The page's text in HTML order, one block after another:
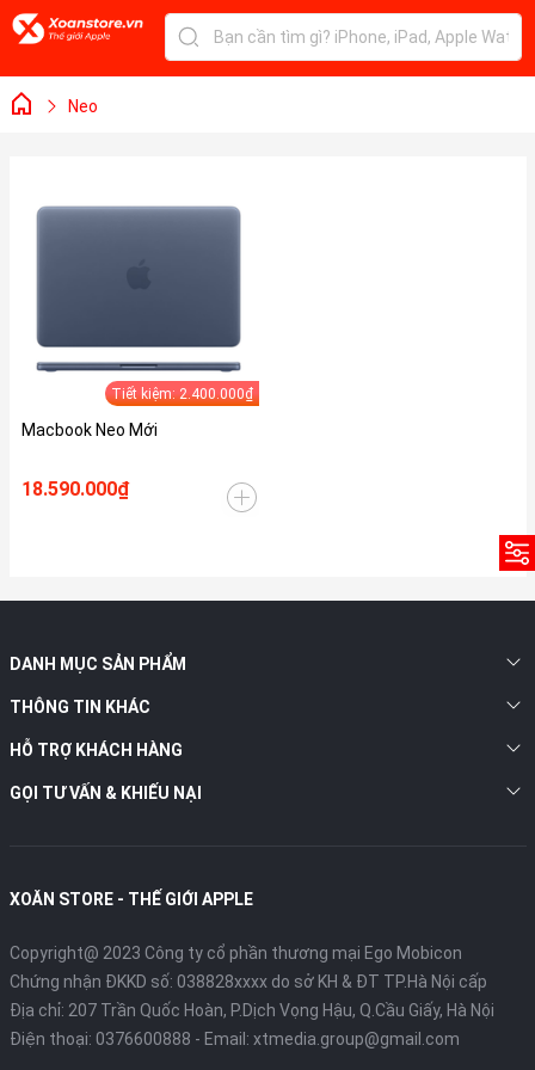
Neo
Tiết kiệm: 2.400.000₫
Macbook Neo Mới
18.590.000₫
DANH MỤC SẢN PHẨM
THÔNG TIN KHÁC
HỖ TRỢ KHÁCH HÀNG
GỌI TƯ VẤN & KHIẾU NẠI
XOĂN STORE - THẾ GIỚI APPLE
Copyright@ 2023 Công ty cổ phần thương mại Ego Mobicon
Chứng nhận ĐKKD số: 038828xxxx do sở KH & ĐT TP.Hà Nội cấp
Địa chỉ: 207 Trần Quốc Hoàn, P.Dịch Vọng Hậu, Q.Cầu Giấy, Hà Nội
Điện thoại: 0376600888 - Email: xtmedia.group@gmail.com